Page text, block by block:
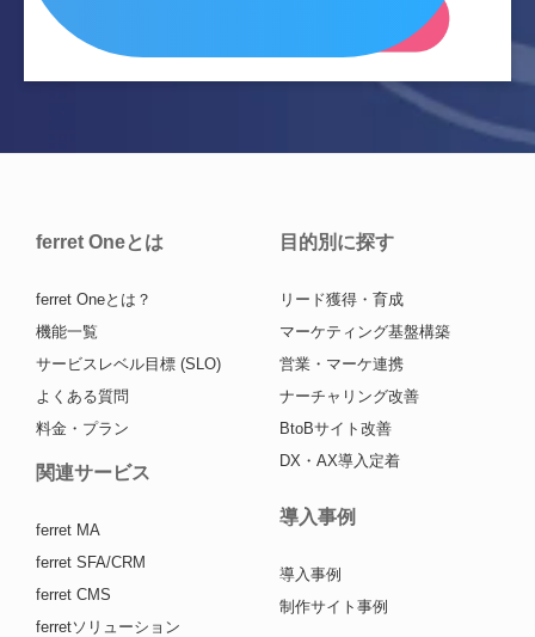
ferret Oneとは
ferret Oneとは？
機能一覧
サービスレベル目標 (SLO)
よくある質問
料金・プラン
関連サービス
ferret MA
ferret SFA/CRM
ferret CMS
ferretソリューション
目的別に探す
リード獲得・育成
マーケティング基盤構築
営業・マーケ連携
ナーチャリング改善
BtoBサイト改善
DX・AX導入定着
導入事例
導入事例
制作サイト事例